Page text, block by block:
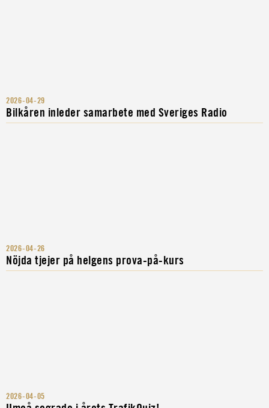
2026-04-29
Bilkåren inleder samarbete med Sveriges Radio
2026-04-26
Nöjda tjejer på helgens prova-på-kurs
2026-04-05